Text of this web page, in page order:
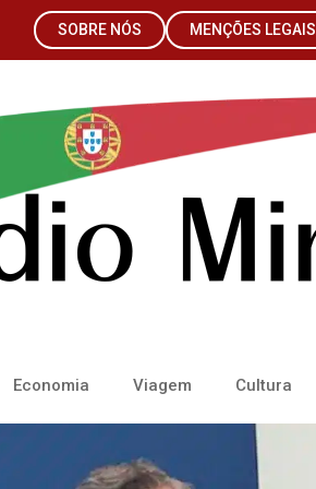
SOBRE NÓS MENÇÕES LEGAIS
Economia Viagem Cultura